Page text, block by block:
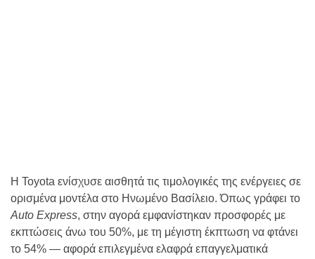
Η Toyota ενίσχυσε αισθητά τις τιμολογικές της ενέργειες σε
ορισμένα μοντέλα στο Ηνωμένο Βασίλειο. Όπως γράφει το
Auto Express, στην αγορά εμφανίστηκαν προσφορές με
εκπτώσεις άνω του 50%, με τη μέγιστη έκπτωση να φτάνει
το 54% — αφορά επιλεγμένα ελαφρά επαγγελματικά